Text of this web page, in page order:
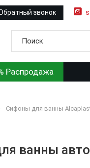
звонок
Распродажа
Сифоны для ванны
ванны